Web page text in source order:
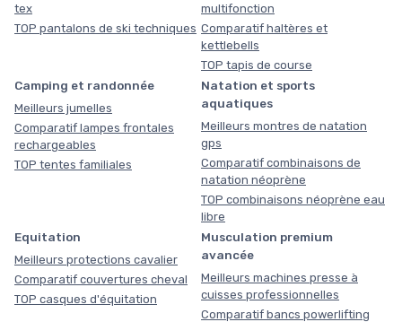
tex
TOP pantalons de ski techniques
multifonction
Comparatif haltères et
kettlebells
TOP tapis de course
Camping et randonnée
Meilleurs jumelles
Comparatif lampes frontales
rechargeables
TOP tentes familiales
Natation et sports
aquatiques
Meilleurs montres de natation
gps
Comparatif combinaisons de
natation néoprène
TOP combinaisons néoprène eau
libre
Equitation
Meilleurs protections cavalier
Comparatif couvertures cheval
TOP casques d'équitation
Musculation premium
avancée
Meilleurs machines presse à
cuisses professionnelles
Comparatif bancs powerlifting